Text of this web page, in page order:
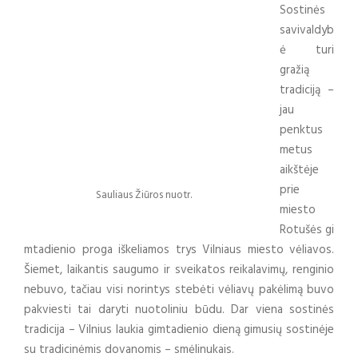
Sauliaus Žiūros nuotr.
Sostinės
savivaldyb
ė turi
gražią
tradiciją –
jau
penktus
metus
aikštėje
prie
miesto
Rotušės gi
mtadienio proga iškeliamos trys Vilniaus miesto vėliavos.
Šiemet, laikantis saugumo ir sveikatos reikalavimų, renginio
nebuvo, tačiau visi norintys stebėti vėliavų pakėlimą buvo
pakviesti tai daryti nuotoliniu būdu. Dar viena sostinės
tradicija – Vilnius laukia gimtadienio dieną gimusių sostinėje
su tradicinėmis dovanomis – smėlinukais.